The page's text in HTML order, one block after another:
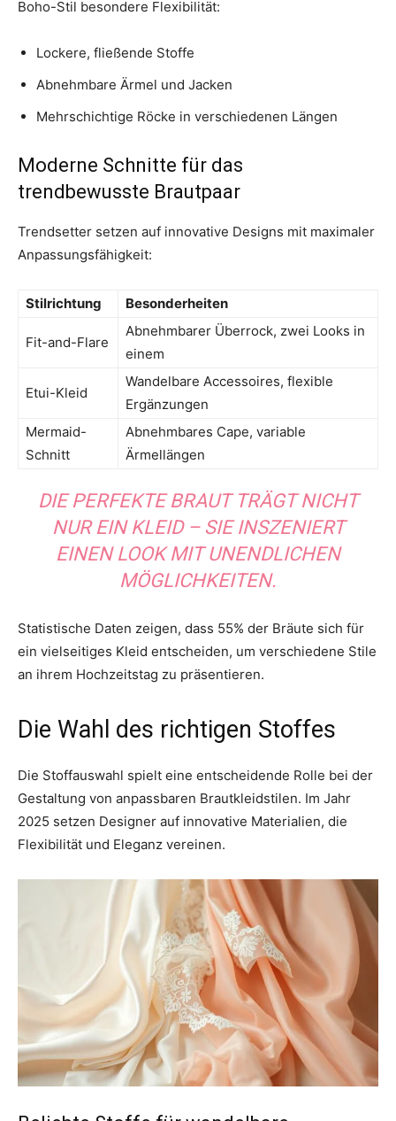
Boho-Stil besondere Flexibilität:
Lockere, fließende Stoffe
Abnehmbare Ärmel und Jacken
Mehrschichtige Röcke in verschiedenen Längen
Moderne Schnitte für das
trendbewusste Brautpaar
Trendsetter setzen auf innovative Designs mit maximaler
Anpassungsfähigkeit:
Stilrichtung Besonderheiten
Fit-and-Flare
Abnehmbarer Überrock, zwei Looks in
einem
Etui-Kleid
Wandelbare Accessoires, flexible
Ergänzungen
Mermaid-
Schnitt
Abnehmbares Cape, variable
Ärmellängen
DIE PERFEKTE BRAUT TRÄGT NICHT
NUR EIN KLEID – SIE INSZENIERT
EINEN LOOK MIT UNENDLICHEN
MÖGLICHKEITEN.
Statistische Daten zeigen, dass 55% der Bräute sich für
ein vielseitiges Kleid entscheiden, um verschiedene Stile
an ihrem Hochzeitstag zu präsentieren.
Die Wahl des richtigen Stoffes
Die Stoffauswahl spielt eine entscheidende Rolle bei der
Gestaltung von anpassbaren Brautkleidstilen. Im Jahr
2025 setzen Designer auf innovative Materialien, die
Flexibilität und Eleganz vereinen.